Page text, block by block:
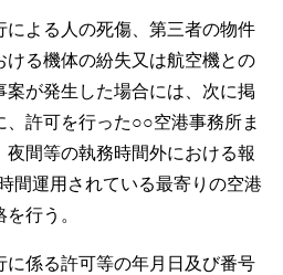
よる人の死傷、第三者の物件
ける機体の紛失又は航空機との
案が発生した場合には、次に掲
、許可を行った○○空港事務所ま
夜間等の執務時間外における報
間運用されている最寄りの空港
行う。
に係る許可等の年月日及び番号